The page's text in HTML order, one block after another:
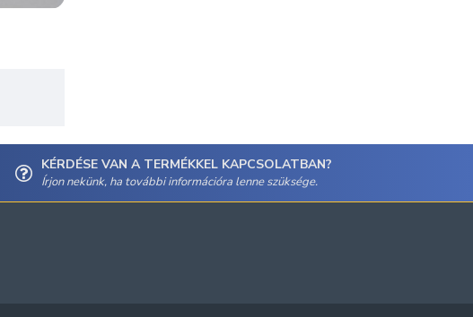
KÉRDÉSE VAN A TERMÉKKEL KAPCSOLATBAN?
Írjon nekünk, ha további információra lenne szüksége.